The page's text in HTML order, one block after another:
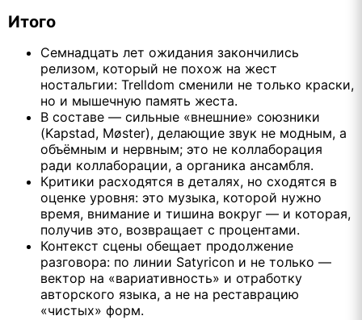
Итого
Семнадцать лет ожидания закончились
релизом, который не похож на жест
ностальгии: Trelldom сменили не только краски,
но и мышечную память жеста.
В составе — сильные «внешние» союзники
(Kapstad, Møster), делающие звук не модным, а
объёмным и нервным; это не коллаборация
ради коллаборации, а органика ансамбля.
Критики расходятся в деталях, но сходятся в
оценке уровня: это музыка, которой нужно
время, внимание и тишина вокруг — и которая,
получив это, возвращает с процентами.
Контекст сцены обещает продолжение
разговора: по линии Satyricon и не только —
вектор на «вариативность» и отработку
авторского языка, а не на реставрацию
«чистых» форм.